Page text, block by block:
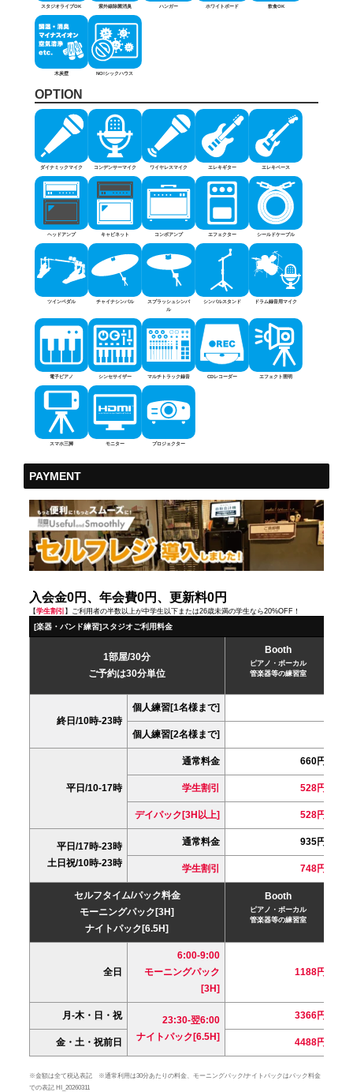
スタジオライブOK 紫外線除菌消臭 ハンガー ホワイトボード 飲食OK
木炭壁 NO!シックハウス
OPTION
ダイナミックマイク コンデンサーマイク ワイヤレスマイク エレキギター エレキベース
ヘッドアンプ キャビネット コンボアンプ エフェクター シールドケーブル
ツインペダル チャイナシンバル
スプラッシュシンバ
ル
シンバルスタンド ドラム録音用マイク
電子ピアノ シンセサイザー マルチトラック録音 CDレコーダー エフェクト照明
スマホ三脚 モニター プロジェクター
PAYMENT
入会金0円、年会費0円、更新料0円
【学生割引 】ご利用者の半数以上が中学生以下または26歳未満の学生なら20%OFF！
[楽器・バンド練習]スタジオご利用料金
1部屋/30分
ご予約は30分単位
Booth
ピアノ・ボーカル
管楽器等の練習室
終日/10時-23時
個人練習[1名様まで]
個人練習[2名様まで]
平日/10-17時
通常料金 660円
学生割引 528円
デイパック[3H以上] 528円
平日/17時-23時
土日祝/10時-23時
通常料金 935円
学生割引 748円
セルフタイム/パック料金
モーニングパック[3H]
ナイトパック[6.5H]
Booth
ピアノ・ボーカル
管楽器等の練習室
全日
6:00-9:00
モーニングパック
[3H]
1188円
月-木・日・祝
23:30-翌6:00
ナイトパック[6.5H]
3366円
金・土・祝前日 4488円
※金額は全て税込表記 ※通常利用は30分あたりの料金、モーニングパック/ナイトパックはパック料金
での表記 HI_20260311